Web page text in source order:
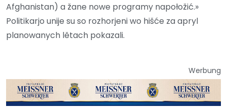
Afghanistan) a žane nowe programy napołožić.»
Politikarjo unije su so rozhorjeni wo hišće za apryl
planowanych lětach pokazali.
Werbung